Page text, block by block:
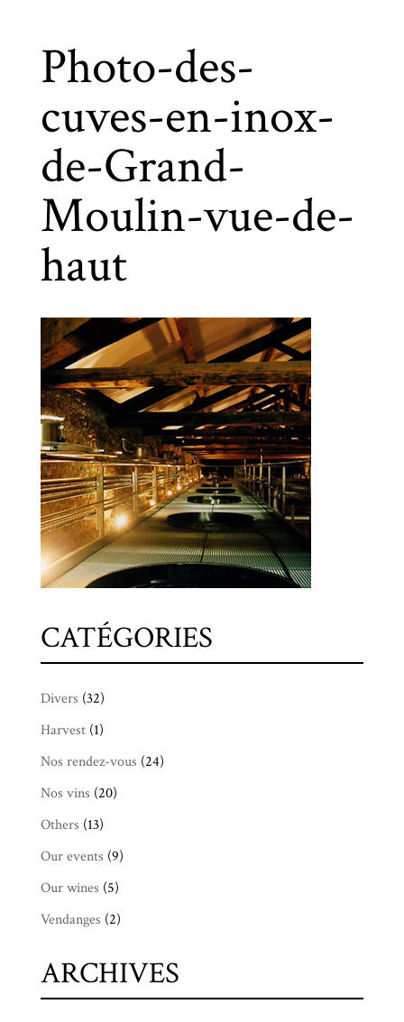
Photo-des-
cuves-en-inox-
de-Grand-
Moulin-vue-de-
haut
CATÉGORIES
Divers (32)
Harvest(1)
Nos rendez-vous (24)
Nos vins (20)
Others (13)
Our events (9)
Our wines (5)
Vendanges (2)
ARCHIVES